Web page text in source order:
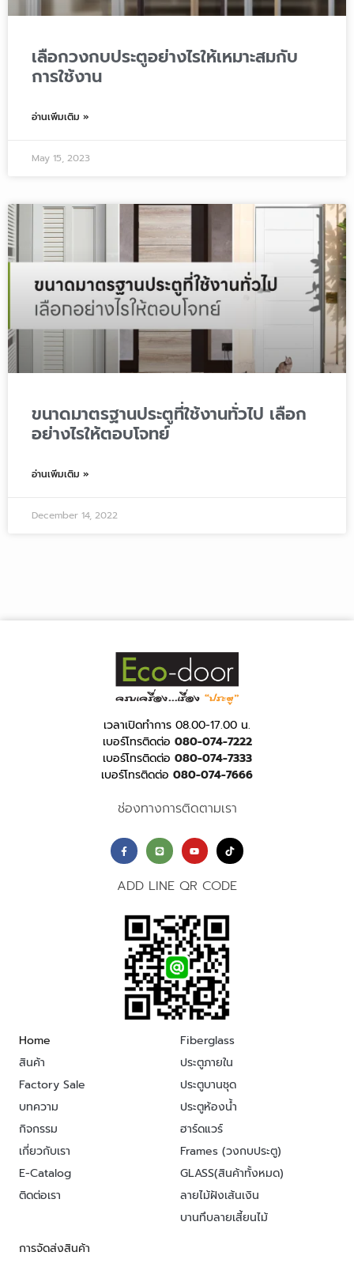
เลือกวงกบประตูอย่างไรให้เหมาะสมกับ
การใช้งาน
อ่านเพิ่มเติม »
May 15, 2023
ขนาดมาตรฐานประตูที่ใช้งานทั่วไป เลือก
อย่างไรให้ตอบโจทย์
อ่านเพิ่มเติม »
December 14, 2022
เวลาเปิดทำการ 08.00-17.00 น.
เบอร์โทรติดต่อ 080-074-7222
เบอร์โทรติดต่อ 080-074-7333
เบอร์โทรติดต่อ 080-074-7666
ช่องทางการติดตามเรา
ADD LINE QR CODE
Home
สินค้า
Factory Sale
บทความ
กิจกรรม
เกี่ยวกับเรา
E-Catalog
ติดต่อเรา
Fiberglass
ประตูภายใน
ประตูบานชุด
ประตูห้องน้ำ
ฮาร์ดแวร์
Frames (วงกบประตู)
GLASS(สินค้าทั้งหมด)
ลายไม้ฝังเส้นเงิน
บานทึบลายเสี้ยนไม้
การจัดส่งสินค้า